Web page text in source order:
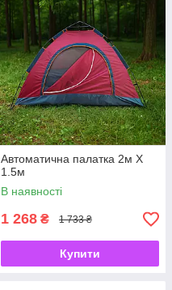
Автоматична палатка 2м Х
1.5м
В наявності
1 268 ₴ 1 733 ₴
Купити